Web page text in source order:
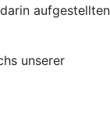
aufgestellten
unserer